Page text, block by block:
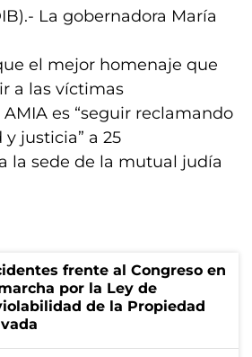
La gobernadora María
el mejor homenaje que
a las víctimas
es “seguir reclamando
justicia” a 25
la sede de la mutual judía
frente al Congreso en
por la Ley de
de la Propiedad